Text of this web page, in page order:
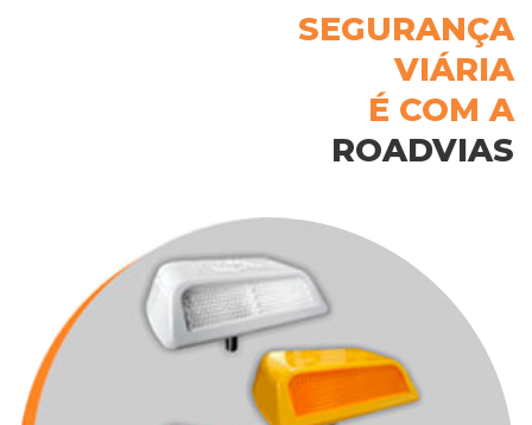
SEGURANÇA
VIÁRIA
É COM A
ROADVIAS